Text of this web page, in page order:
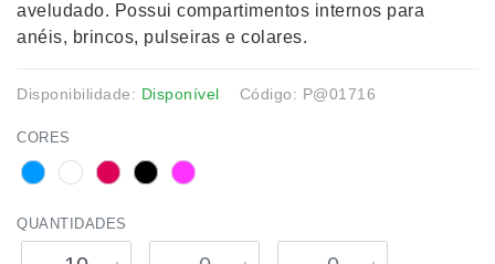
aveludado. Possui compartimentos internos para
anéis, brincos, pulseiras e colares.
Disponibilidade: Disponível Código: P@01716
CORES
QUANTIDADES